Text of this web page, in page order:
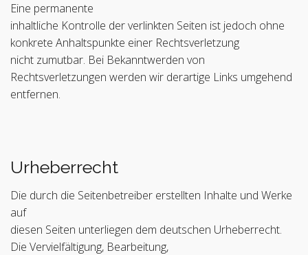
Eine permanente
inhaltliche Kontrolle der verlinkten Seiten ist jedoch ohne
konkrete Anhaltspunkte einer Rechtsverletzung
nicht zumutbar. Bei Bekanntwerden von
Rechtsverletzungen werden wir derartige Links umgehend
entfernen.
Urheberrecht
Die durch die Seitenbetreiber erstellten Inhalte und Werke
auf
diesen Seiten unterliegen dem deutschen Urheberrecht.
Die Vervielfältigung, Bearbeitung,